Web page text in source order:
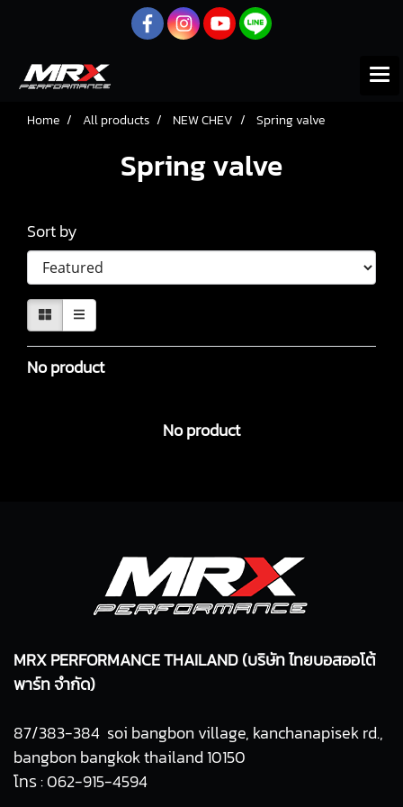
Home All products NEW CHEV Spring valve
Spring valve
Sort by
No product
No product
MRX PERFORMANCE THAILAND (บริษัท ไทยบอสออโต้
พาร์ท จำกัด)
87/383-384 soi bangbon village, kanchanapisek rd.,
bangbon bangkok thailand 10150
โทร : 062-915-4594